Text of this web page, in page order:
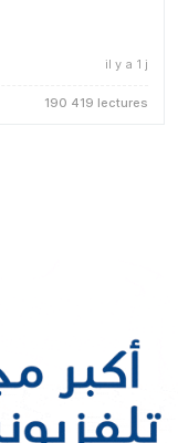
il y a 1 j
190 419 lectures